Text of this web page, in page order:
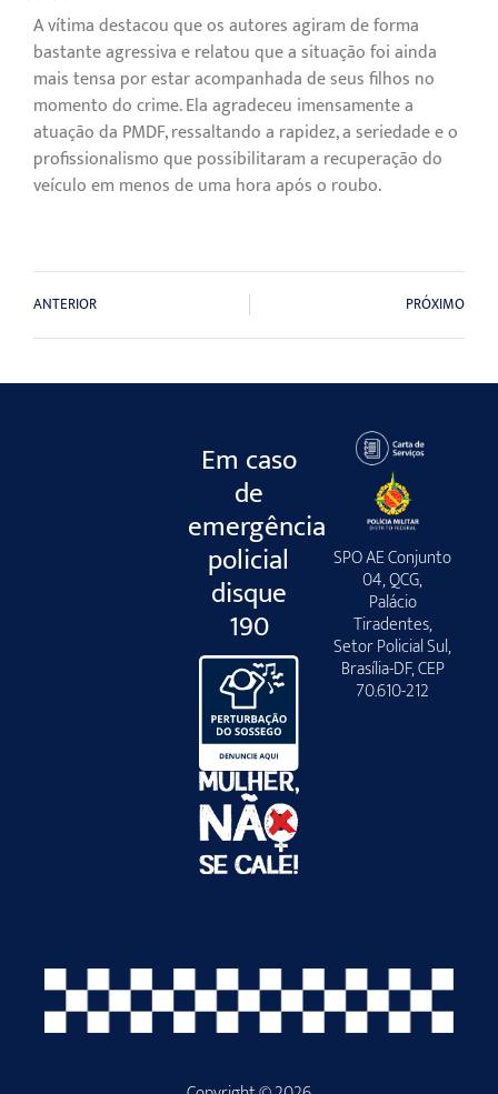
A vítima destacou que os autores agiram de forma
bastante agressiva e relatou que a situação foi ainda
mais tensa por estar acompanhada de seus filhos no
momento do crime. Ela agradeceu imensamente a
atuação da PMDF, ressaltando a rapidez, a seriedade e o
profissionalismo que possibilitaram a recuperação do
veículo em menos de uma hora após o roubo.
ANTERIOR PRÓXIMO
Em caso
de
emergência
policial
disque
190
SPO AE Conjunto
04, QCG,
Palácio
Tiradentes,
Setor Policial Sul,
Brasília-DF, CEP
70.610-212